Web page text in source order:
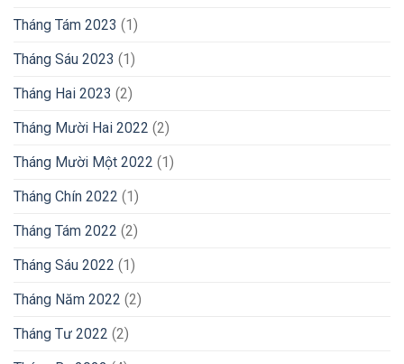
Tháng Tám 2023 (1)
Tháng Sáu 2023 (1)
Tháng Hai 2023 (2)
Tháng Mười Hai 2022 (2)
Tháng Mười Một 2022 (1)
Tháng Chín 2022 (1)
Tháng Tám 2022 (2)
Tháng Sáu 2022 (1)
Tháng Năm 2022 (2)
Tháng Tư 2022 (2)